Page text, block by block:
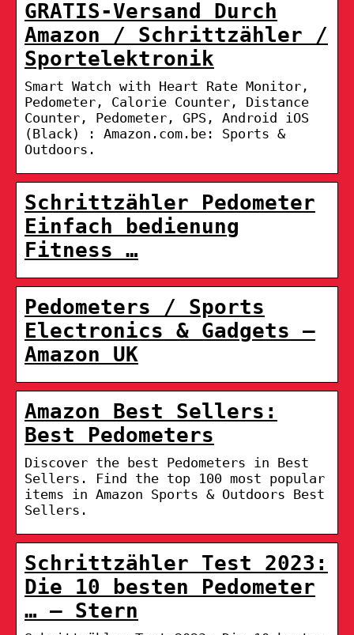
GRATIS-Versand Durch
Amazon / Schrittzähler /
Sportelektronik
Smart Watch with Heart Rate Monitor,
Pedometer, Calorie Counter, Distance
Counter, Pedometer, GPS, Android iOS
(Black) : Amazon.com.be: Sports &
Outdoors.
Schrittzähler Pedometer
Einfach bedienung
Fitness …
Pedometers / Sports
Electronics & Gadgets –
Amazon UK
Amazon Best Sellers:
Best Pedometers
Discover the best Pedometers in Best
Sellers. Find the top 100 most popular
items in Amazon Sports & Outdoors Best
Sellers.
Schrittzähler Test 2023:
Die 10 besten Pedometer
… – Stern